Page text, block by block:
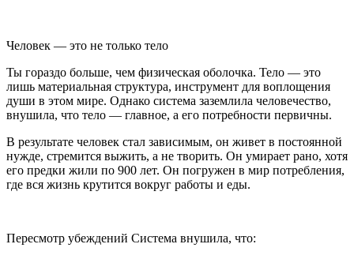
Человек — это не только тело
Ты гораздо больше, чем физическая оболочка. Тело — это
лишь материальная структура, инструмент для воплощения
души в этом мире. Однако система заземлила человечество,
внушила, что тело — главное, а его потребности первичны.
В результате человек стал зависимым, он живет в постоянной
нужде, стремится выжить, а не творить. Он умирает рано, хотя
его предки жили по 900 лет. Он погружен в мир потребления,
где вся жизнь крутится вокруг работы и еды.
Пересмотр убеждений Система внушила, что: